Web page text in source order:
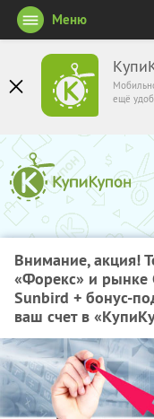
ещё
Меню
Внимание, акция!
«Форекс» и рынке
Sunbird + бонус-
ваш счет в